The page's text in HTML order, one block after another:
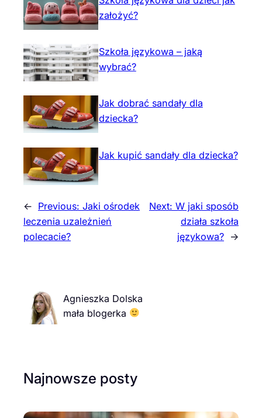
założyć?
Szkoła językowa – jaką
wybrać?
Jak dobrać sandały dla
dziecka?
Jak kupić sandały dla dziecka?
← Previous: Jaki ośrodek
leczenia uzależnień
polecacie?
Next: W jaki sposób
działa szkoła
językowa? →
Agnieszka Dolska
mała blogerka
Najnowsze posty